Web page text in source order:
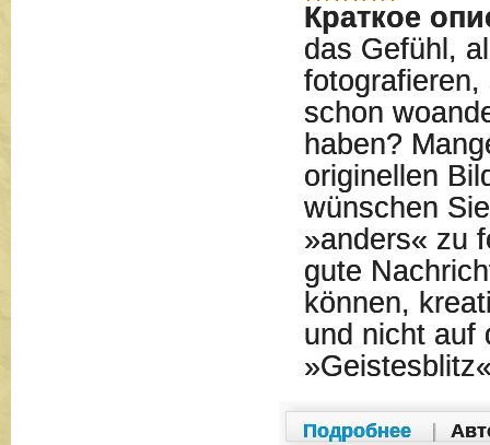
Краткое
das Gefühl,
fotografieren,
schon
haben?
originellen
wünschen
»anders« zu
gute
können,
und nicht auf
Подробнее